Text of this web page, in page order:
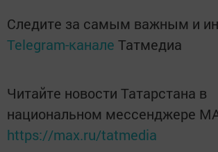
Следите за самым важным и
Telegram-канале Татмедиа
Читайте новости Татарстана в
национальном мессенджере
https://max.ru/tatmedia